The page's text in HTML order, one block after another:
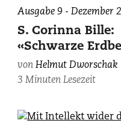
Ausgabe 9 - Dezember
S. Corinna Bille:
«Schwarze
vonHelmut Dworschak
3 Minuten Lesezeit